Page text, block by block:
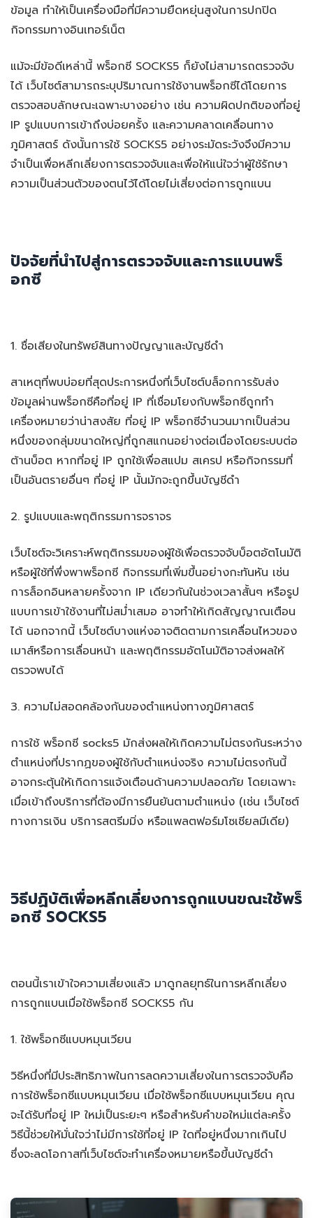
ข้อมูล ทำให้เป็นเครื่องมือที่มีความยืดหยุ่นสูงในการปกปิด
กิจกรรมทางอินเทอร์เน็ต
แม้จะมีข้อดีเหล่านี้ พร็อกซี SOCKS5 ก็ยังไม่สามารถตรวจจับ
ได้ เว็บไซต์สามารถระบุปริมาณการใช้งานพร็อกซีได้โดยการ
ตรวจสอบลักษณะเฉพาะบางอย่าง เช่น ความผิดปกติของที่อยู่
IP รูปแบบการเข้าถึงบ่อยครั้ง และความคลาดเคลื่อนทาง
ภูมิศาสตร์ ดังนั้นการใช้ SOCKS5 อย่างระมัดระวังจึงมีความ
จำเป็นเพื่อหลีกเลี่ยงการตรวจจับและเพื่อให้แน่ใจว่าผู้ใช้รักษา
ความเป็นส่วนตัวของตนไว้ได้โดยไม่เสี่ยงต่อการถูกแบน
ปัจจัยที่นำไปสู่การตรวจจับและการแบนพร็
อกซี
1. ชื่อเสียงในทรัพย์สินทางปัญญาและบัญชีดำ
สาเหตุที่พบบ่อยที่สุดประการหนึ่งที่เว็บไซต์บล็อกการรับส่ง
ข้อมูลผ่านพร็อกซีคือที่อยู่ IP ที่เชื่อมโยงกับพร็อกซีถูกทำ
เครื่องหมายว่าน่าสงสัย ที่อยู่ IP พร็อกซีจำนวนมากเป็นส่วน
หนึ่งของกลุ่มขนาดใหญ่ที่ถูกสแกนอย่างต่อเนื่องโดยระบบต่อ
ต้านบ็อต หากที่อยู่ IP ถูกใช้เพื่อสแปม สเครป หรือกิจกรรมที่
เป็นอันตรายอื่นๆ ที่อยู่ IP นั้นมักจะถูกขึ้นบัญชีดำ
2. รูปแบบและพฤติกรรมการจราจร
เว็บไซต์จะวิเคราะห์พฤติกรรมของผู้ใช้เพื่อตรวจจับบ็อตอัตโนมัติ
หรือผู้ใช้ที่พึ่งพาพร็อกซี กิจกรรมที่เพิ่มขึ้นอย่างกะทันหัน เช่น
การล็อกอินหลายครั้งจาก IP เดียวกันในช่วงเวลาสั้นๆ หรือรูป
แบบการเข้าใช้งานที่ไม่สม่ำเสมอ อาจทำให้เกิดสัญญาณเตือน
ได้ นอกจากนี้ เว็บไซต์บางแห่งอาจติดตามการเคลื่อนไหวของ
เมาส์หรือการเลื่อนหน้า และพฤติกรรมอัตโนมัติอาจส่งผลให้
ตรวจพบได้
3. ความไม่สอดคล้องกันของตำแหน่งทางภูมิศาสตร์
การใช้ พร็อกซี socks5 มักส่งผลให้เกิดความไม่ตรงกันระหว่าง
ตำแหน่งที่ปรากฏของผู้ใช้กับตำแหน่งจริง ความไม่ตรงกันนี้
อาจกระตุ้นให้เกิดการแจ้งเตือนด้านความปลอดภัย โดยเฉพาะ
เมื่อเข้าถึงบริการที่ต้องมีการยืนยันตามตำแหน่ง (เช่น เว็บไซต์
ทางการเงิน บริการสตรีมมิ่ง หรือแพลตฟอร์มโซเชียลมีเดีย)
วิธีปฏิบัติเพื่อหลีกเลี่ยงการถูกแบนขณะใช้พร็
อกซี SOCKS5
ตอนนี้เราเข้าใจความเสี่ยงแล้ว มาดูกลยุทธ์ในการหลีกเลี่ยง
การถูกแบนเมื่อใช้พร็อกซี SOCKS5 กัน
1. ใช้พร็อกซีแบบหมุนเวียน
วิธีหนึ่งที่มีประสิทธิภาพในการลดความเสี่ยงในการตรวจจับคือ
การใช้พร็อกซีแบบหมุนเวียน เมื่อใช้พร็อกซีแบบหมุนเวียน คุณ
จะได้รับที่อยู่ IP ใหม่เป็นระยะๆ หรือสำหรับคำขอใหม่แต่ละครั้ง
วิธีนี้ช่วยให้มั่นใจว่าไม่มีการใช้ที่อยู่ IP ใดที่อยู่หนึ่งมากเกินไป
ซึ่งจะลดโอกาสที่เว็บไซต์จะทำเครื่องหมายหรือขึ้นบัญชีดำ